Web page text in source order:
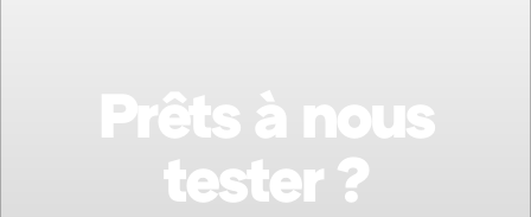
Prêts à nous
tester ?